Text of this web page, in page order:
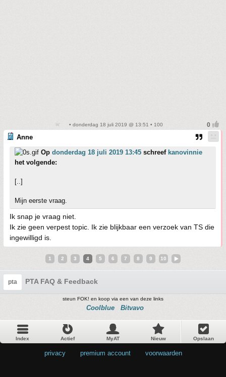
• donderdag 18 juli 2019 @ 13:51 • 100
Anne
Op donderdag 18 juli 2019 13:45 schreef kanovinnie
het volgende:
[..]
Mijn eerste vraag.
Ik snap je vraag niet.
Ik zie geen verpest topic. Ik zie blijkbaar een verzoek van TS die
ingewilligd is.
1 2 3 4 5 6 7 8 9 10
pta PTA FAQ & Feedback
steun FOK! en koop via een van deze links
Coolblue Bitvavo
Index Actief MyAT Nieuw Opslaan
privacy premium account voorwaarden